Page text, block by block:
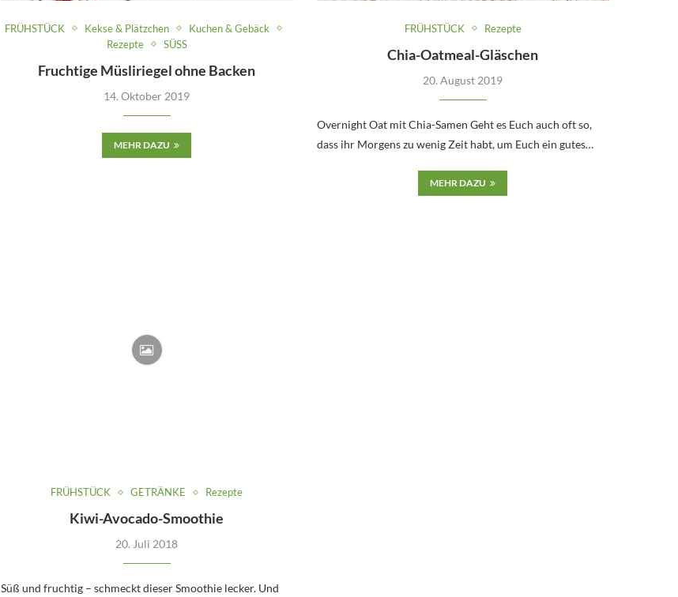
FRÜHSTÜCK Kekse & Plätzchen
Kuchen & Gebäck
Rezepte
SÜSS
Fruchtige Müsliriegel ohne Backen
14. Oktober 2019
MEHR DAZU
FRÜHSTÜCK Rezepte
Chia-Oatmeal-Gläschen
20. August 2019
Overnight Oat mit Chia-Samen Geht es Euch auch oft so,
dass ihr Morgens zu wenig Zeit habt, um Euch ein gutes…
MEHR DAZU
FRÜHSTÜCK GETRÄNKE Rezepte
Kiwi-Avocado-Smoothie
20. Juli 2018
Süß und fruchtig – schmeckt dieser Smoothie lecker. Und